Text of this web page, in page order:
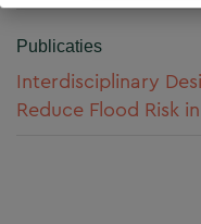
Publicaties
Interdisciplinary
Reduce Flood Risk